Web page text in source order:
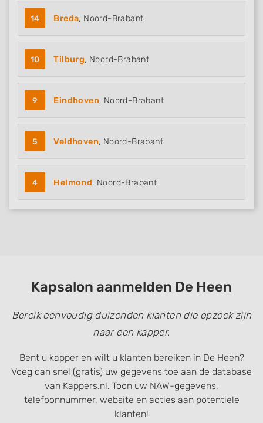
14 Breda, Noord-Brabant
10 Tilburg, Noord-Brabant
9 Eindhoven, Noord-Brabant
5 Veldhoven, Noord-Brabant
4 Helmond, Noord-Brabant
Kapsalon aanmelden De Heen
Bereik eenvoudig duizenden klanten die opzoek zijn
naar een kapper.
Bent u kapper en wilt u klanten bereiken in De Heen?
Voeg dan snel (gratis) uw gegevens toe aan de database
van Kappers.nl. Toon uw NAW-gegevens,
telefoonnummer, website en acties aan potentiele
klanten!
actively requested
Non-IAB processing purposes:
Performance
Functional